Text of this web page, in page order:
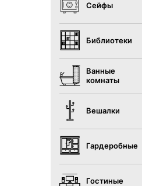
Сейфы
Библиотеки
Ванные
комнаты
Вешалки
Гардеробные
Гостиные